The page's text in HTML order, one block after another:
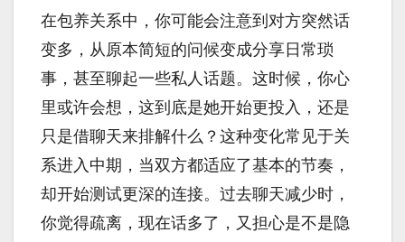
在包养关系中，你可能会注意到对方突然话
变多，从原本简短的问候变成分享日常琐
事，甚至聊起一些私人话题。这时候，你心
里或许会想，这到底是她开始更投入，还是
只是借聊天来排解什么？这种变化常见于关
系进入中期，当双方都适应了基本的节奏，
却开始测试更深的连接。过去聊天减少时，
你觉得疏离，现在话多了，又担心是不是隐